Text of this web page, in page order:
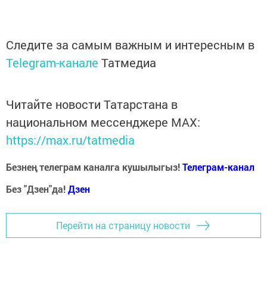
Следите за самым важным и интересным в
Telegram-канале Татмедиа
Читайте новости Татарстана в
национальном мессенджере MАХ:
https://max.ru/tatmedia
Безнең телеграм каналга кушылыгыз!Телеграм-канал
Без "Дзен"да!Дзен
Перейти на страницу новости